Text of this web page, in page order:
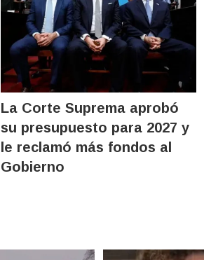
La Corte Suprema aprobó
su presupuesto para 2027 y
le reclamó más fondos al
Gobierno